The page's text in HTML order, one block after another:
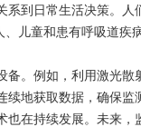
日常生活决策。人
儿童和患有呼吸道
。例如，利用激光散
地获取数据，确保监
持续发展。未来，